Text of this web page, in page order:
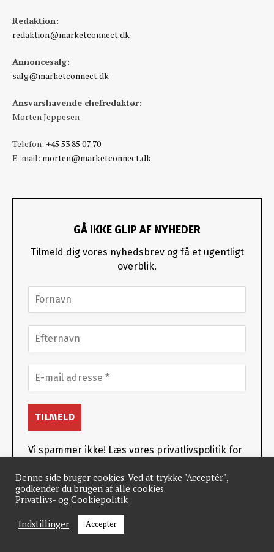
Redaktion:
redaktion@marketconnect.dk
Annoncesalg:
salg@marketconnect.dk
Ansvarshavende chefredaktør:
Morten Jeppesen
Telefon: +45 53 85 07 70
E-mail: morten@marketconnect.dk
GÅ IKKE GLIP AF NYHEDER
Tilmeld dig vores nyhedsbrev og få et ugentligt
overblik.
Vi spammer ikke! Læs vores privatlivspolitik for
Denne side bruger cookies. Ved at trykke "Acceptér",
godkender du brugen af alle cookies.
Privatlivs- og Cookiepolitik
Indstillinger Accepter